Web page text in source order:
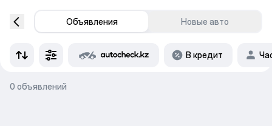
Объявления Новые авто
В кредит
0 объявлений